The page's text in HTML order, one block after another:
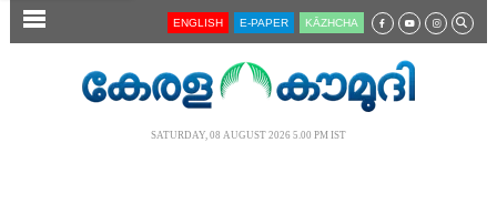
SECTIONS ENGLISH E-PAPER KĀZHCHA
SATURDAY, 08 AUGUST 2026 5.00 PM IST